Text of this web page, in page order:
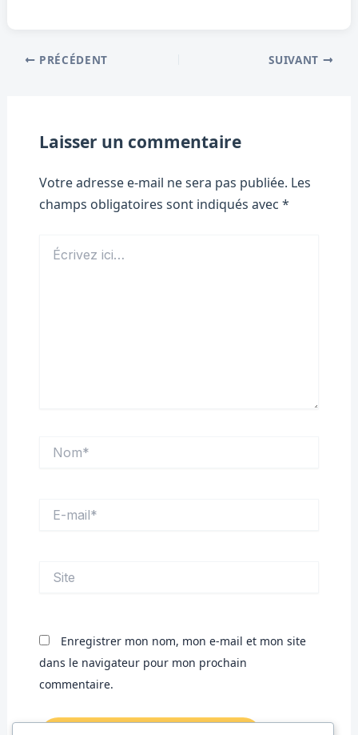
PRÉCÉDENT SUIVANT
Laisser un commentaire
Votre adresse e-mail ne sera pas publiée. Les
champs obligatoires sont indiqués avec *
ici…
mail*
Enregistrer mon nom, mon e-mail et mon site
dans le navigateur pour mon prochain
commentaire.